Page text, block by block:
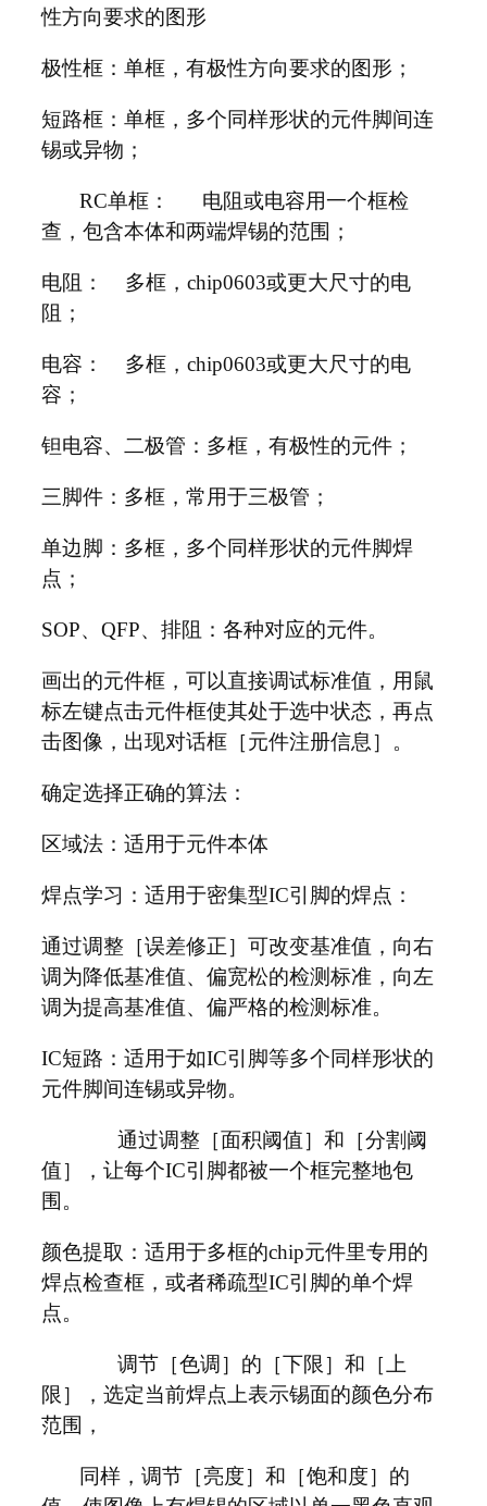
性方向要求的图形
极性框：单框，有极性方向要求的图形；
短路框：单框，多个同样形状的元件脚间连
锡或异物；
RC单框： 电阻或电容用一个框检
查，包含本体和两端焊锡的范围；
电阻： 多框，chip0603或更大尺寸的电
阻；
电容： 多框，chip0603或更大尺寸的电
容；
钽电容、二极管：多框，有极性的元件；
三脚件：多框，常用于三极管；
单边脚：多框，多个同样形状的元件脚焊
点；
SOP、QFP、排阻：各种对应的元件。
画出的元件框，可以直接调试标准值，用鼠
标左键点击元件框使其处于选中状态，再点
击图像，出现对话框［元件注册信息］。
确定选择正确的算法：
区域法：适用于元件本体
焊点学习：适用于密集型IC引脚的焊点：
通过调整［误差修正］可改变基准值，向右
调为降低基准值、偏宽松的检测标准，向左
调为提高基准值、偏严格的检测标准。
IC短路：适用于如IC引脚等多个同样形状的
元件脚间连锡或异物。
通过调整［面积阈值］和［分割阈
值］，让每个IC引脚都被一个框完整地包
围。
颜色提取：适用于多框的chip元件里专用的
焊点检查框，或者稀疏型IC引脚的单个焊
点。
调节［色调］的［下限］和［上
限］，选定当前焊点上表示锡面的颜色分布
范围，
同样，调节［亮度］和［饱和度］的